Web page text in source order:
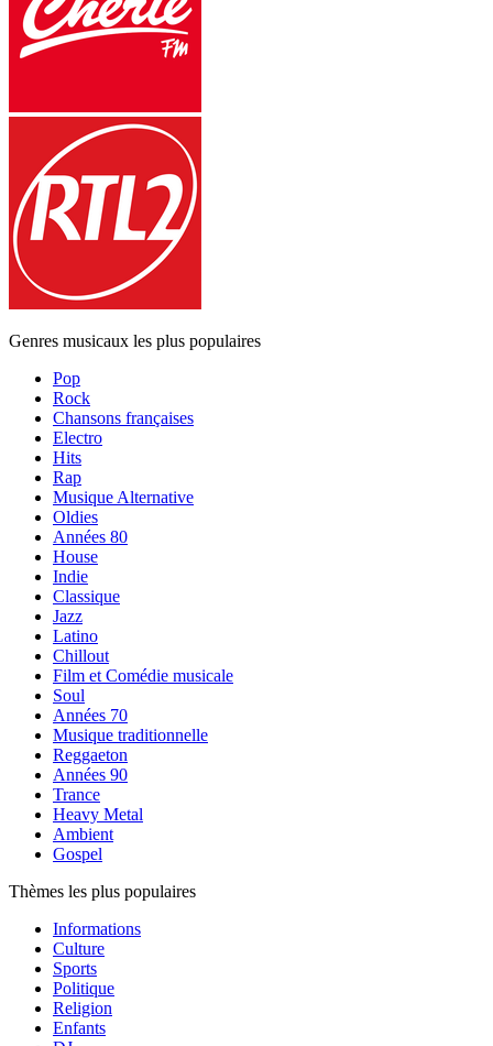
Genres musicaux les plus populaires
Pop
Rock
Chansons françaises
Electro
Hits
Rap
Musique Alternative
Oldies
Années 80
House
Indie
Classique
Jazz
Latino
Chillout
Film et Comédie musicale
Soul
Années 70
Musique traditionnelle
Reggaeton
Années 90
Trance
Heavy Metal
Ambient
Gospel
Thèmes les plus populaires
Informations
Culture
Sports
Politique
Religion
Enfants